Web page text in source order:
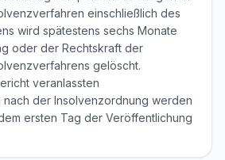
einschließlich des
wird spätestens sechs Monate
oder der Rechtskraft der
gelöscht.
veranlassten
der Insolvenzordnung werden
ersten Tag der Veröffentlichung